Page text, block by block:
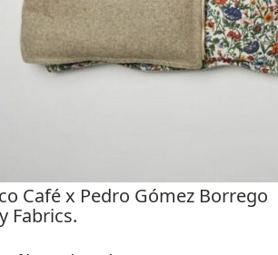
Café x Pedro Gómez Borrego
Fabrics.